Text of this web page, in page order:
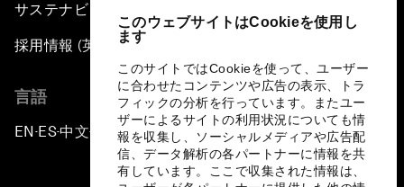
このウェブサイトはCookieを使用し
ます
このサイトではCookieを使って、ユーザー
に合わせたコンテンツや広告の表示、トラ
フィックの分析を行っています。またユー
ザーによるサイトの利用状況についても情
報を収集し、ソーシャルメディアや広告配
信、データ解析の各パートナーに情報を共
有しています。ここで収集された情報は、
サステナビリティへの取り組み
採用情報 (英語のみ)
言語
EN ▪ ES▪中文▪ 日本語